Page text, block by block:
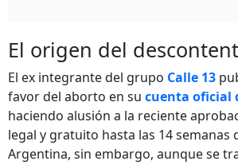
El origen del
El ex integrante del grupo Calle 13
favor del aborto en su cuenta oficial
haciendo alusión a la reciente
legal y gratuito hasta las 14 semanas
Argentina, sin embargo, aunque se